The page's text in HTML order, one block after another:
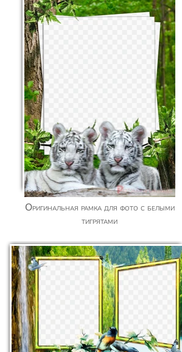
Оригинальная рамка для фото с белыми
тигрятами